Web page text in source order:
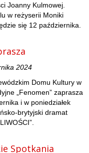
Joanny Kulmowej.
w reżyserii Moniki
się 12 października.
2024
Domu Kultury w
„Fenomen” zaprasza
i w poniedziałek
brytyjski dramat
Spotkania